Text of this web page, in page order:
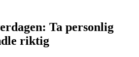
Ta personlig
riktig